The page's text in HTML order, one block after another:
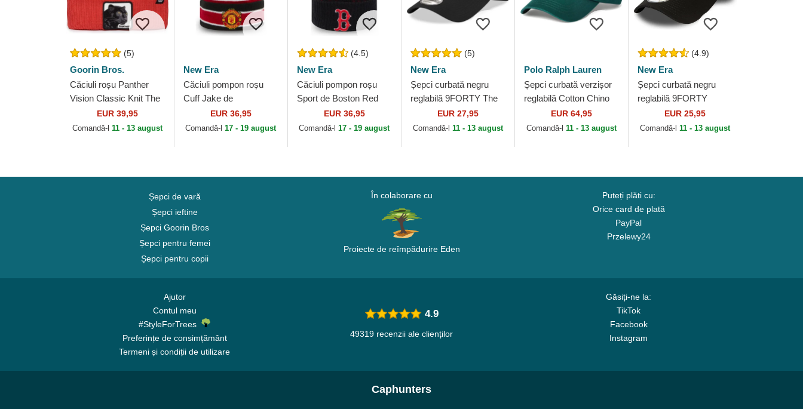
(5)
Goorin Bros.
Căciuli roșu Panther
Vision Classic Knit The
Farm Goorin Bros.
EUR 39,95
Comandă-l 11 - 13 august
New Era
Căciuli pompon roșu
Cuff Jake de
Manchester United
Football Club Premier
EUR 36,95
Comandă-l17 - 19 august
(4.5)
New Era
Căciuli pompon roșu
Sport de Boston Red
Sox MLB de New Era
EUR 36,95
Comandă-l17 - 19 august
(5)
New Era
Șepci curbată negru
reglabilă 9FORTY The
League de Toronto
Raptors NBA de New
EUR 27,95
Comandă-l 11 - 13 august
Polo Ralph Lauren
Șepci curbată verzișor
reglabilă Cotton Chino
Classic Sport de Polo
Ralph Lauren
EUR 64,95
Comandă-l 11 - 13 august
(4.9)
New Era
Șepci curbată negru
reglabilă 9FORTY
League Essential de
New York Yankees MLB
EUR 25,95
Comandă-l11 - 13 august
Șepci de vară
Șepci ieftine
Șepci Goorin Bros
Șepci pentru femei
Șepci pentru copii
În colaborare cu
Proiecte de reîmpădurire Eden
Puteți plăti cu:
Orice card de plată
PayPal
Przelewy24
Ajutor
Contul meu
#StyleForTrees
Preferințe de consimțământ
Termeni și condiții de utilizare
Găsiți-ne la:
TikTok
Facebook
Instagram
4.9
49319 recenzii ale clienților
Caphunters